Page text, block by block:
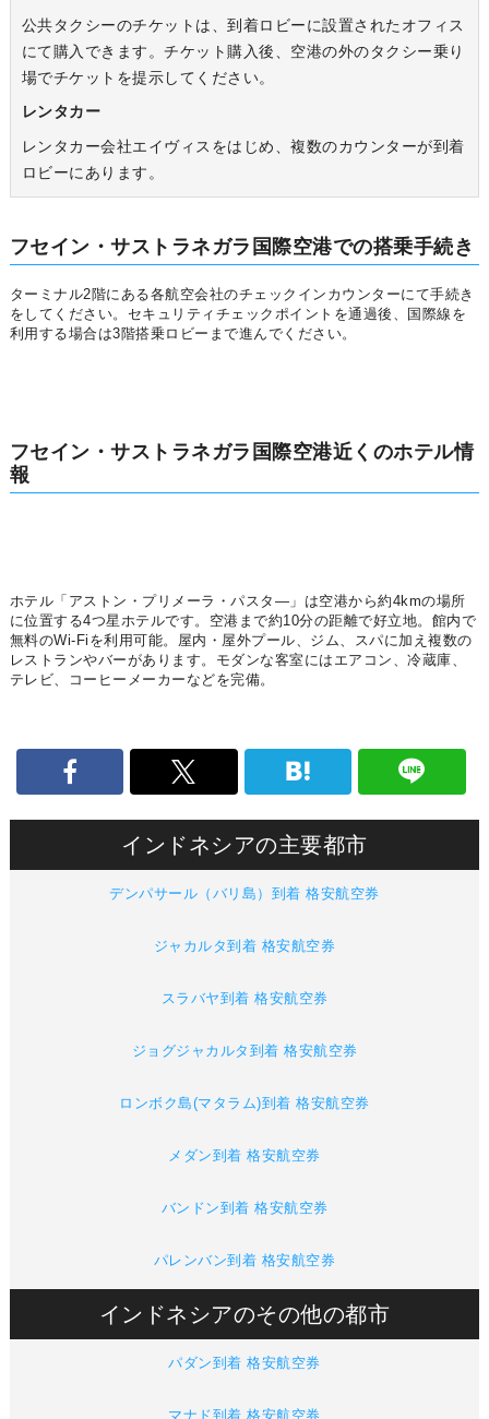
公共タクシーのチケットは、到着ロビーに設置されたオフィス
にて購入できます。チケット購入後、空港の外のタクシー乗り
場でチケットを提示してください。
レンタカー
レンタカー会社エイヴィスをはじめ、複数のカウンターが到着
ロビーにあります。
フセイン・サストラネガラ国際空港での搭乗手続き
ターミナル2階にある各航空会社のチェックインカウンターにて手続き
をしてください。セキュリティチェックポイントを通過後、国際線を
利用する場合は3階搭乗ロビーまで進んでください。
フセイン・サストラネガラ国際空港近くのホテル情
報
ホテル「アストン・プリメーラ・パスタ―」は空港から約4kmの場所
に位置する4つ星ホテルです。空港まで約10分の距離で好立地。館内で
無料のWi-Fiを利用可能。屋内・屋外プール、ジム、スパに加え複数の
レストランやバーがあります。モダンな客室にはエアコン、冷蔵庫、
テレビ、コーヒーメーカーなどを完備。
インドネシアの主要都市
デンパサール（バリ島）到着 格安航空券
ジャカルタ到着 格安航空券
スラバヤ到着 格安航空券
ジョグジャカルタ到着 格安航空券
ロンボク島(マタラム)到着 格安航空券
メダン到着 格安航空券
バンドン到着 格安航空券
パレンバン到着 格安航空券
インドネシアのその他の都市
パダン到着 格安航空券
マナド到着 格安航空券